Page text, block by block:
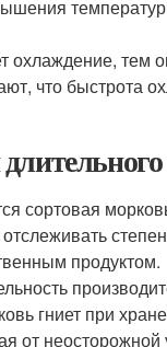
охлаждение, тем
что быстрота
сортовая
продуктом.
гниет при
от неосторожной